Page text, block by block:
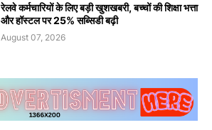
रेलवे कर्मचारियों के लिए बड़ी खुशखबरी, बच्चों की शिक्षा भत्ता
और हॉस्टल पर 25% सब्सिडी बढ़ी
August 07, 2026